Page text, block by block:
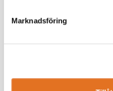
Marknadsföring